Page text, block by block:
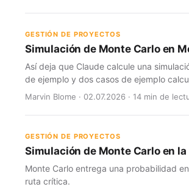
GESTIÓN DE PROYECTOS
Simulación de Monte Carlo en
Así deja que Claude calcule una
de ejemplo y dos casos de ejemplo
Marvin Blome · 02.07.2026 · 14 min de
GESTIÓN DE PROYECTOS
Simulación de Monte Carlo en
Monte Carlo entrega una probabilidad
ruta crítica.